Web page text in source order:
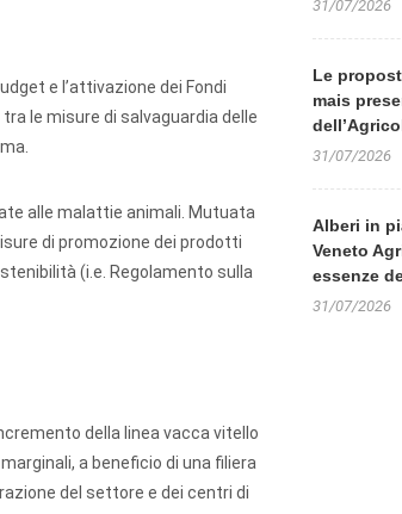
e l’attivazione dei Fondi
le misure di salvaguardia delle
alle malattie animali. Mutuata
di promozione dei prodotti
(i.e. Regolamento sulla
della linea vacca vitello
a beneficio di una filiera
del settore e dei centri di
31/07/2026
Le
mais
31/07/2026
Alberi in
Veneto
essenze
31/07/2026